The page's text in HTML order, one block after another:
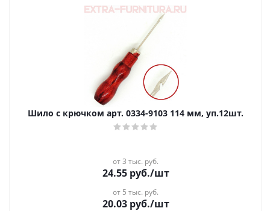
Шило с крючком арт. 0334-9103 114 мм, уп.12шт.
от 3 тыс. руб.
24.55руб./шт
от 5 тыс. руб.
20.03руб./шт